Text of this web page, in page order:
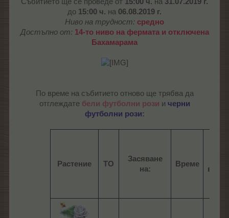
до 15:00 ч. на 06.08.2019 г.
Ниво на трудност: средно
Достъпно от: 14-то ниво на фермата и отключена
Бахамарама
По време на събитието отново ще трябва да
отглеждате бели футболни рози и черни
футболни рози:
Растение ТО
Засяване
на:
Време
вода